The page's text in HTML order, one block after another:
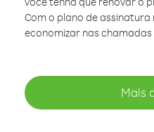
Com o plano de assinatura
economizar nas
Mais